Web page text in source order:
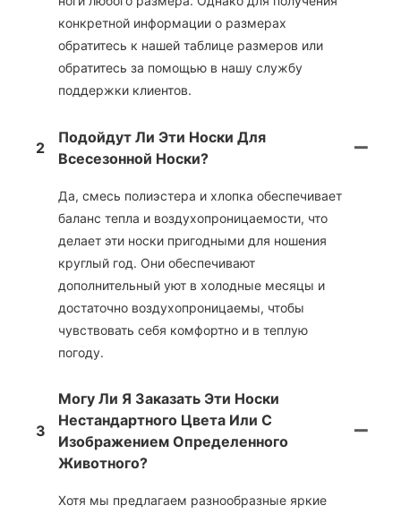
конкретной информации о размерах
обратитесь к нашей таблице размеров или
обратитесь за помощью в нашу службу
поддержки клиентов.
2
Подойдут Ли Эти Носки Для
Всесезонной Носки?
Да, смесь полиэстера и хлопка обеспечивает
баланс тепла и воздухопроницаемости, что
делает эти носки пригодными для ношения
круглый год. Они обеспечивают
дополнительный уют в холодные месяцы и
достаточно воздухопроницаемы, чтобы
чувствовать себя комфортно и в теплую
погоду.
3
Могу Ли Я Заказать Эти Носки
Нестандартного Цвета Или С
Изображением Определенного
Животного?
Хотя мы предлагаем разнообразные яркие